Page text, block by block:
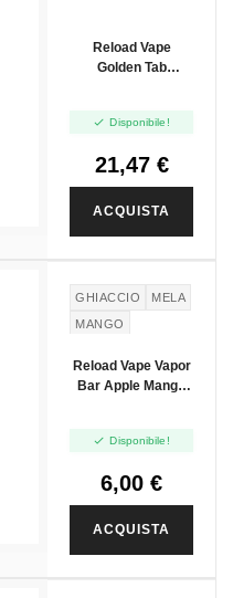
Reload Vape
Golden Tab
 Disponibile!
21,47 €
ACQUISTA
GHIACCIO
MELA
MANGO
Reload Vape Vapor
Bar Apple Mango
 Disponibile!
6,00 €
ACQUISTA